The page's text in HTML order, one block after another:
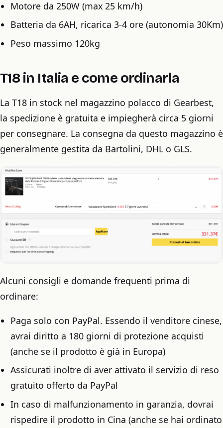
Motore da 250W (max 25 km/h)
Batteria da 6AH, ricarica 3-4 ore (autonomia 30Km)
Peso massimo 120kg
T18 in Italia e come ordinarla
La T18 in stock nel magazzino polacco di Gearbest,
la spedizione è gratuita e impiegherà circa 5 giorni
per consegnare. La consegna da questo magazzino è
generalmente gestita da Bartolini, DHL o GLS.
Alcuni consigli e domande frequenti prima di
ordinare:
Paga solo con PayPal. Essendo il venditore cinese,
avrai diritto a 180 giorni di protezione acquisti
(anche se il prodotto è già in Europa)
Assicurati inoltre di aver attivato il servizio di reso
gratuito offerto da PayPal
In caso di malfunzionamento in garanzia, dovrai
rispedire il prodotto in Cina (anche se hai ordinato